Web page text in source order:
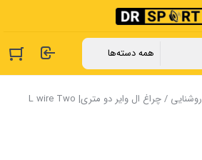
روشنایی
/ چراغ ال وایر دو متری| L wire Two